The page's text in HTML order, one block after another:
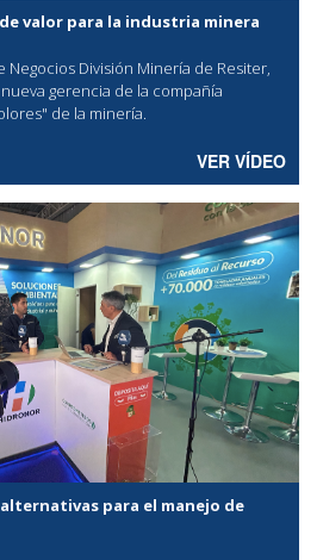
valor para la industria minera
Negocios División Minería de Resiter,
gerencia de la compañía
de la minería.
VER VÍDEO
para el manejo de